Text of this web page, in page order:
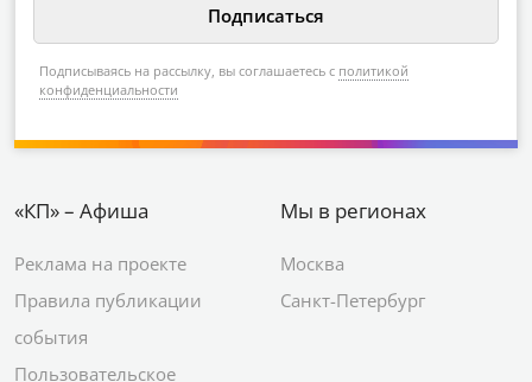
Подписываясь на рассылку, вы соглашаетесь с политикой
конфиденциальности
«КП» – Афиша
Реклама на проекте
Правила публикации
события
Пользовательское
Мы в регионах
Москва
Санкт-Петербург